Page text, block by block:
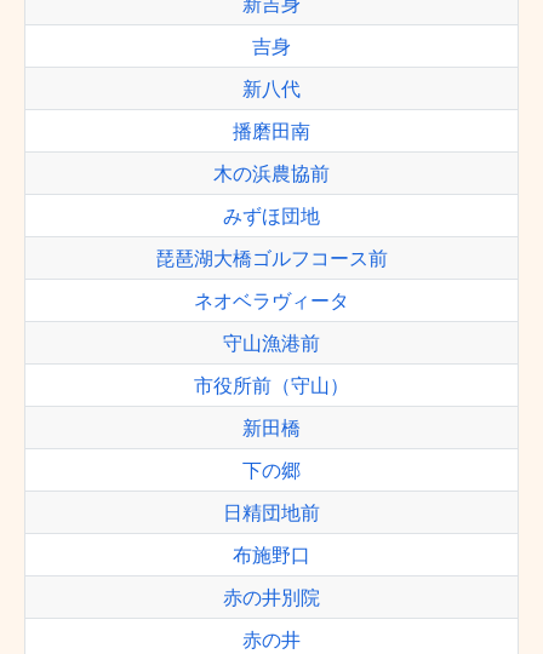
吉身
新八代
播磨田南
木の浜農協前
みずほ団地
琵琶湖大橋ゴルフコース前
ネオベラヴィータ
守山漁港前
市役所前（守山）
新田橋
下の郷
日精団地前
布施野口
赤の井別院
赤の井